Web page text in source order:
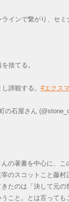
インで繋がり、セミ
捨てる。
諦観する。 #エクス
の石屋さん
の著書を中心に、こ
のスコットこと藤
たのは「決して元
こと。とは言って